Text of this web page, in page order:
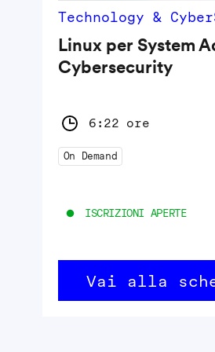
Technology &
Linux per System
Cybersecurity
6:22 ore
On Demand
ISCRIZIONI APERTE
Vai alla